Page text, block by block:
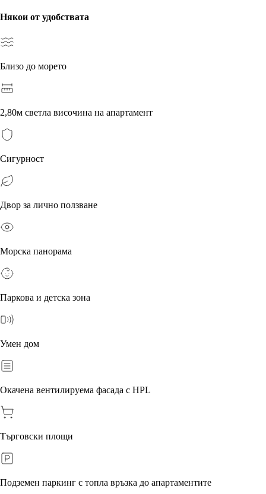
Някои от удобствата
Близо до морето
2,80м светла височина на апартамент
Сигурност
Двор за лично ползване
Морска панорама
Паркова и детска зона
Умен дом
Окачена вентилируема фасада с HPL
Търговски площи
Подземен паркинг с топла връзка до апартаментите